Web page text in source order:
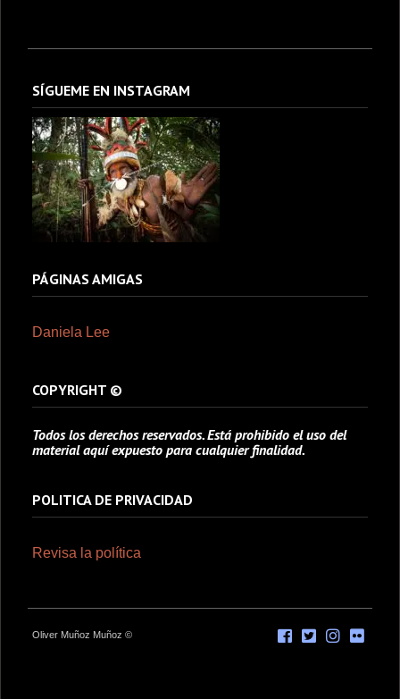
SÍGUEME EN INSTAGRAM
PÁGINAS AMIGAS
Daniela Lee
COPYRIGHT ©
Todos los derechos reservados. Está prohibido el uso del
material aquí expuesto para cualquier finalidad.
POLITICA DE PRIVACIDAD
Revisa la política
Oliver Muñoz Muñoz ©